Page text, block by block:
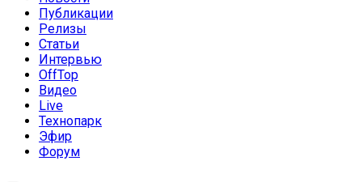
Публикации
Релизы
Статьи
Интервью
OffTop
Видео
Live
Технопарк
Эфир
Форум